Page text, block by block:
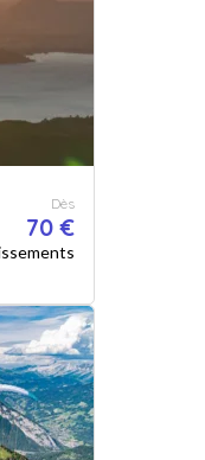
Dès
70 €